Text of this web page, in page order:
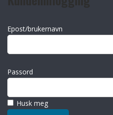
Epost/brukernavn
Passord
Husk meg